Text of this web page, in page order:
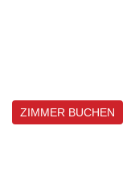
ZIMMER BUCHEN